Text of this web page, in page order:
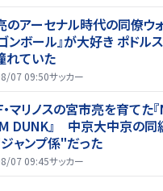
のアーセナル時代の同僚ウ
ゴンボール』が大好き ポド
れていた
07 09:50サッカー
マリノスの宮市亮を育てた
DUNK』 中京大中京の同
ャンプ係"だった
07 09:45サッカー